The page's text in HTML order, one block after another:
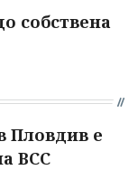
собствена
Пловдив е
ВСС